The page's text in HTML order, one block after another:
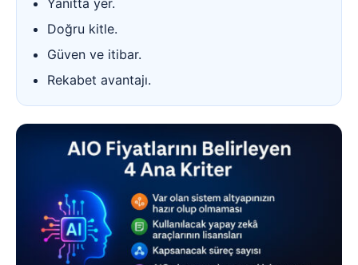
Doğru kitle.
Güven ve itibar.
Rekabet avantajı.